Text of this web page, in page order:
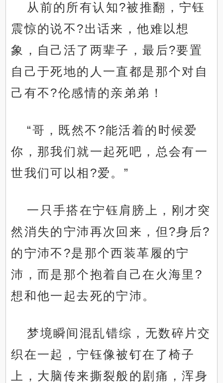
从前的所有认知?被推翻，宁钰
震惊的说不?出话来，他难以想
象，自己活了两辈子，最后?要置
自己于死地的人一直都是那个对自
己有不?伦感情的亲弟弟！
“哥，既然不?能活着的时候爱
你，那我们就一起死吧，总会有一
世我们可以相?爱。”
一只手搭在宁钰肩膀上，刚才突
然消失的宁沛再次回来，但?身后?
的宁沛不?是那个西装革履的宁
沛，而是那个抱着自己在火海里?
想和他一起去死的宁沛。
梦境瞬间混乱错综，无数碎片交
织在一起，宁钰像被钉在了椅子
上，大脑传来撕裂般的剧痛，浑身